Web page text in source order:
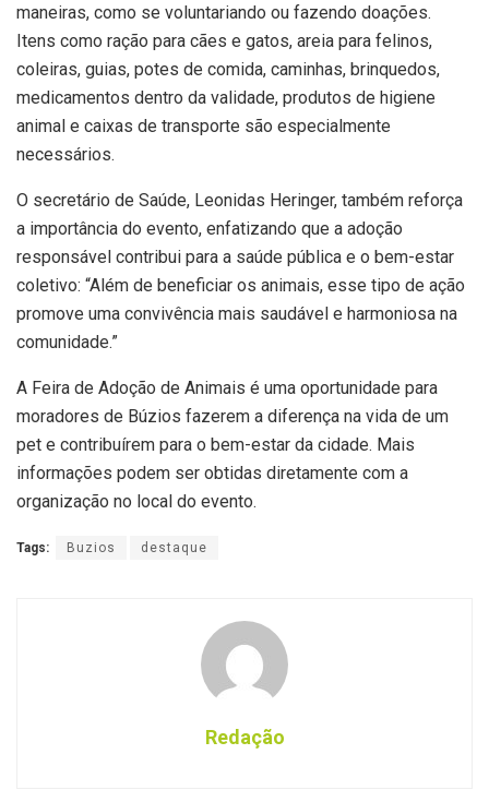
maneiras, como se voluntariando ou fazendo doações.
Itens como ração para cães e gatos, areia para felinos,
coleiras, guias, potes de comida, caminhas, brinquedos,
medicamentos dentro da validade, produtos de higiene
animal e caixas de transporte são especialmente
necessários.
O secretário de Saúde, Leonidas Heringer, também reforça
a importância do evento, enfatizando que a adoção
responsável contribui para a saúde pública e o bem-estar
coletivo: “Além de beneficiar os animais, esse tipo de ação
promove uma convivência mais saudável e harmoniosa na
comunidade.”
A Feira de Adoção de Animais é uma oportunidade para
moradores de Búzios fazerem a diferença na vida de um
pet e contribuírem para o bem-estar da cidade. Mais
informações podem ser obtidas diretamente com a
organização no local do evento.
Tags: Buzios destaque
Redação